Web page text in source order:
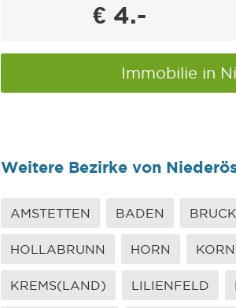
€ 4.-
Immobilie in
Weitere Bezirke von
AMSTETTEN BADEN
HOLLABRUNN HORN
KREMS(LAND) LILIENFELD